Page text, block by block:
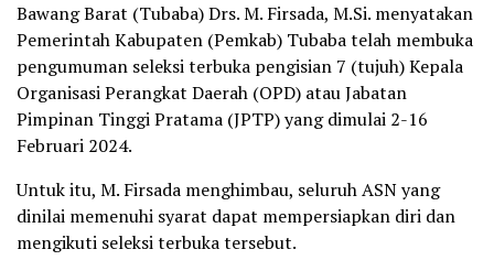
Bawang Barat (Tubaba) Drs. M. Firsada, M.Si. menyatakan
Pemerintah Kabupaten (Pemkab) Tubaba telah membuka
pengumuman seleksi terbuka pengisian 7 (tujuh) Kepala
Organisasi Perangkat Daerah (OPD) atau Jabatan
Pimpinan Tinggi Pratama (JPTP) yang dimulai 2-16
Februari 2024.
Untuk itu, M. Firsada menghimbau, seluruh ASN yang
dinilai memenuhi syarat dapat mempersiapkan diri dan
mengikuti seleksi terbuka tersebut.